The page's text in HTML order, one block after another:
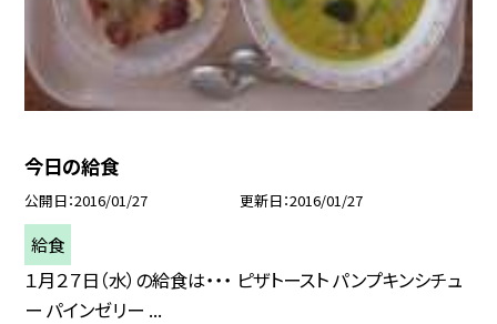
今日の給食
公開日 2016/01/27 更新日 2016/01/27
給食
１月２７日（水）の給食は・・・ ピザトースト パンプキンシチュ
ー パインゼリー ...